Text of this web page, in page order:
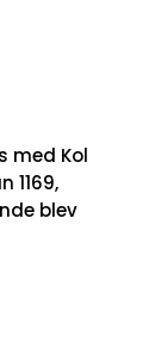
med Kol
1169,
blev